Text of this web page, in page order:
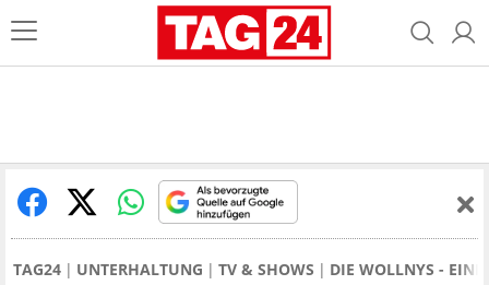
TAG24 UNTERHALTUNG TV & SHOWS DIE WOLLNYS - EINE